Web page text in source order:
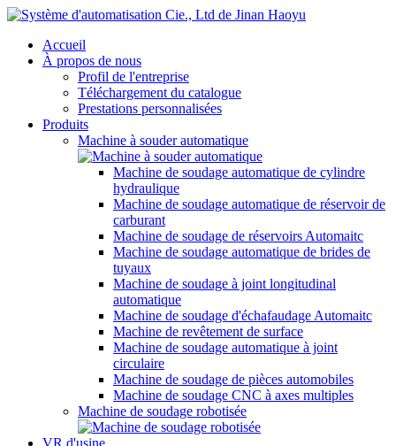
Accueil
À propos de nous
Profil de l'entreprise
Téléchargement du catalogue
Prestations personnalisées
Produits
Machine à souder automatique
Machine de soudage automatique de cylindre
hydraulique
Machine de soudage automatique de réservoir de
carburant
Machine de soudage de réservoirs Automaitc
Machine de soudage automatique de brides de
tuyaux
Machine de soudage à joint longitudinal
automatique
Machine de soudage d'échafaudage Automaitc
Machine de revêtement de surface
Machine de soudage automatique à joint
circulaire
Machine de soudage de pièces automobiles
Machine de soudage CNC à axes multiples
Machine de soudage robotisée
VR d'usine